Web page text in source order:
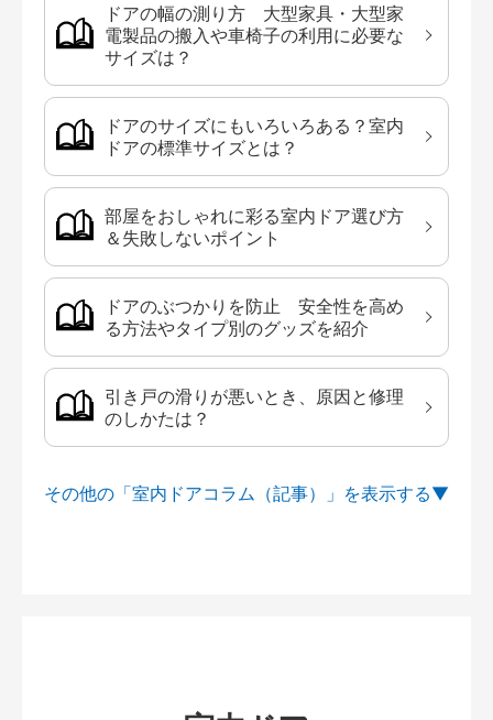
ドアの幅の測り方 大型家具・大型家
電製品の搬入や車椅子の利用に必要な
サイズは？
ドアのサイズにもいろいろある？室内
ドアの標準サイズとは？
部屋をおしゃれに彩る室内ドア選び方
＆失敗しないポイント
ドアのぶつかりを防止 安全性を高め
る方法やタイプ別のグッズを紹介
引き戸の滑りが悪いとき、原因と修理
のしかたは？
その他の「室内ドアコラム（記事）」を